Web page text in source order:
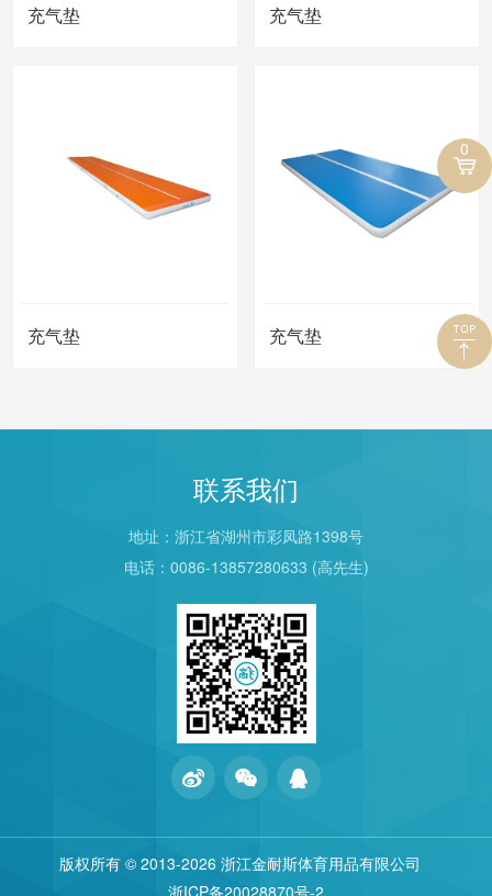
0
充气垫 充气垫
充气垫 充气垫
联系我们
地址：浙江省湖州市彩凤路1398号
电话：0086-13857280633 (高先生)
版权所有 © 2013-2026 浙江金耐斯体育用品有限公司
浙ICP备20028870号-2